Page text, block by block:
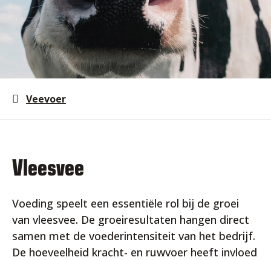
Veevoer
Vleesvee
Voeding speelt een essentiële rol bij de groei
van vleesvee. De groeiresultaten hangen direct
samen met de voederintensiteit van het bedrijf.
De hoeveelheid kracht- en ruwvoer heeft invloed